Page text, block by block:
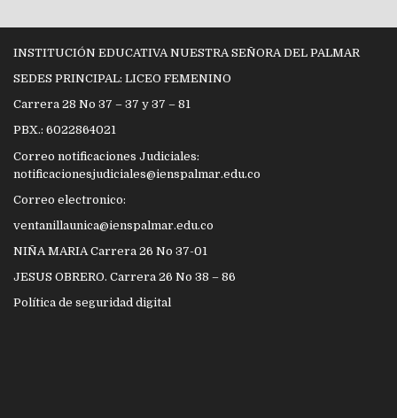
INSTITUCIÓN EDUCATIVA NUESTRA SEÑORA DEL PALMAR
SEDES PRINCIPAL: LICEO FEMENINO
Carrera 28 No 37 – 37 y 37 – 81
PBX.: 6022864021
Correo notificaciones Judiciales:
notificacionesjudiciales@ienspalmar.edu.co
Correo electronico:
ventanillaunica@ienspalmar.edu.co
NIÑA MARIA Carrera 26 No 37-01
JESUS OBRERO. Carrera 26 No 38 – 86
Política de seguridad digital